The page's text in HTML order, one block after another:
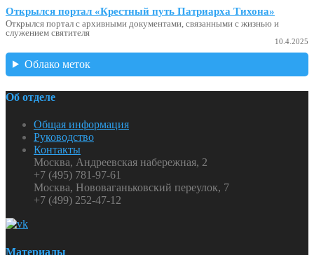
Открылся портал «Крестный путь Патриарха Тихона»
Открылся портал с архивными документами, связанными с жизнью и
служением святителя
10.4.2025
Облако меток
Об отделе
Общая информация
Руководство
Контакты
Москва, Андреевская набережная, 2
+7 (495) 781-97-61
Москва, Нововаганьковский переулок, 7
+7 (499) 252-47-12
Материалы